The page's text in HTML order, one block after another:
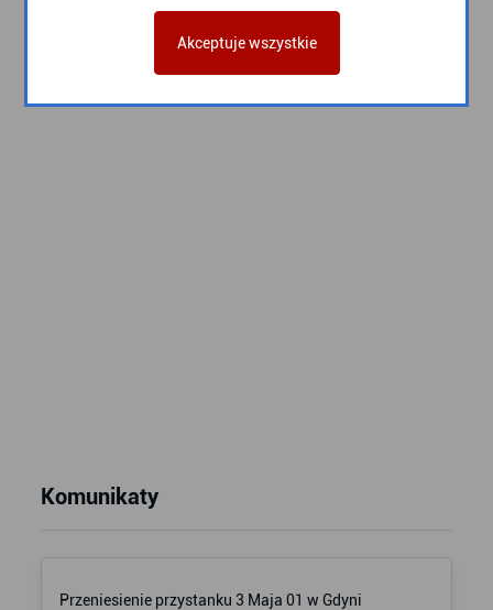
Komunikaty
Przeniesienie przystanku 3 Maja 01 w Gdyni
Akceptuje wszystkie